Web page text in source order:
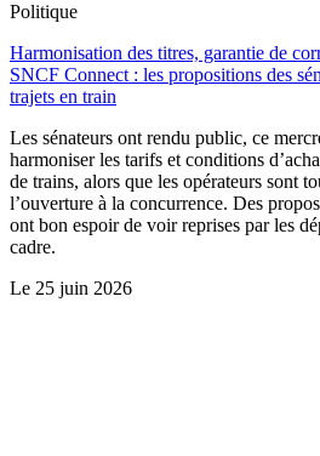
Politique
Harmonisation des titres, garantie de
SNCF Connect : les propositions des
trajets en train
Les sénateurs ont rendu public, ce
harmoniser les tarifs et conditions
de trains, alors que les opérateurs sont
l’ouverture à la concurrence. Des
ont bon espoir de voir reprises par les
cadre.
Le 25 juin 2026